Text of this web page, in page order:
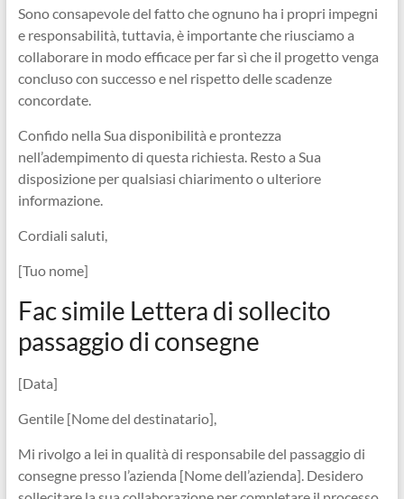
Sono consapevole del fatto che ognuno ha i propri impegni
e responsabilità, tuttavia, è importante che riusciamo a
collaborare in modo efficace per far sì che il progetto venga
concluso con successo e nel rispetto delle scadenze
concordate.
Confido nella Sua disponibilità e prontezza
nell’adempimento di questa richiesta. Resto a Sua
disposizione per qualsiasi chiarimento o ulteriore
informazione.
Cordiali saluti,
[Tuo nome]
Fac simile Lettera di sollecito
passaggio di consegne
[Data]
Gentile [Nome del destinatario],
Mi rivolgo a lei in qualità di responsabile del passaggio di
consegne presso l’azienda [Nome dell’azienda]. Desidero